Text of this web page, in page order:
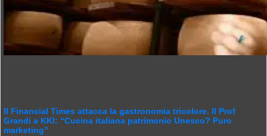
Il Financial Times attacca la gastronomia tricolore. Il Prof
Grandi a KKI: “Cucina italiana patrimonio Unesco? Puro
marketing”